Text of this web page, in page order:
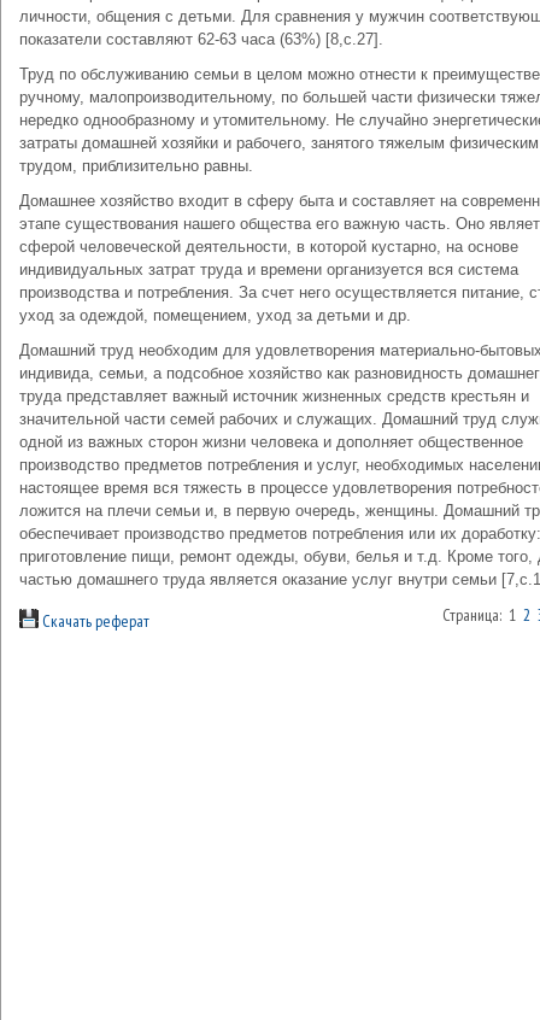
личности, общения с детьми. Для сравнения у мужчин
показатели составляют 62-63 часа (63%) [8,с.27].
Труд по обслуживанию семьи в целом можно отнести к
ручному, малопроизводительному, по большей части физически
нередко однообразному и утомительному. Не случайно
затраты домашней хозяйки и рабочего, занятого тяжелым физическим
трудом, приблизительно равны.
Домашнее хозяйство входит в сферу быта и составляет на
этапе существования нашего общества его важную часть. Оно
сферой человеческой деятельности, в которой кустарно, на основе
индивидуальных затрат труда и времени организуется вся система
производства и потребления. За счет него осуществляется питание,
уход за одеждой, помещением, уход за детьми и др.
Домашний труд необходим для удовлетворения материально-
индивида, семьи, а подсобное хозяйство как разновидность
труда представляет важный источник жизненных средств крестьян и
значительной части семей рабочих и служащих. Домашний труд
одной из важных сторон жизни человека и дополняет общественное
производство предметов потребления и услуг, необходимых
настоящее время вся тяжесть в процессе удовлетворения
ложится на плечи семьи и, в первую очередь, женщины. Домашний
обеспечивает производство предметов потребления или их доработку:
приготовление пищи, ремонт одежды, обуви, белья и т.д. Кроме того,
частью домашнего труда является оказание услуг внутри семьи
Скачать реферат Страница: 1 2